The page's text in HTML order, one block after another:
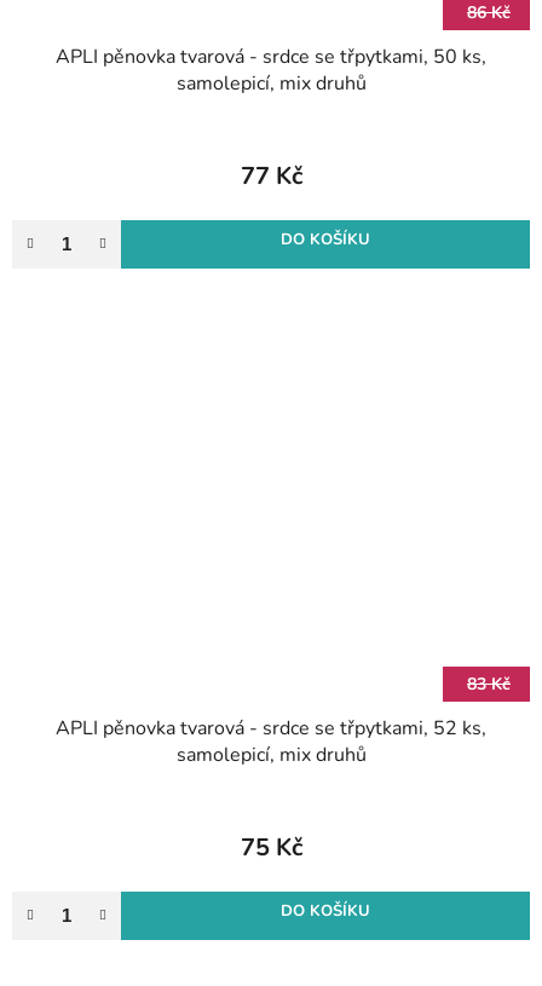
86 Kč
APLI pěnovka tvarová - srdce se třpytkami, 50 ks,
samolepicí, mix druhů
77 Kč
DO KOŠÍKU
83 Kč
APLI pěnovka tvarová - srdce se třpytkami, 52 ks,
samolepicí, mix druhů
75 Kč
DO KOŠÍKU